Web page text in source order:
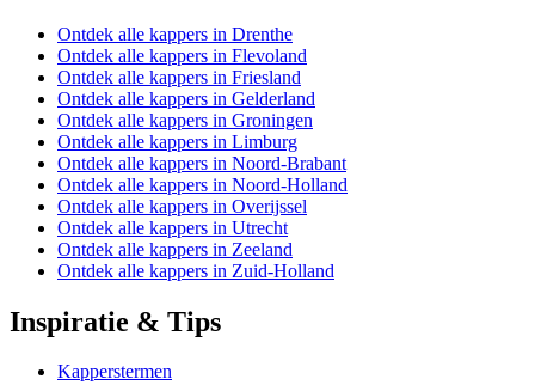
Ontdek alle kappers in Drenthe
Ontdek alle kappers in Flevoland
Ontdek alle kappers in Friesland
Ontdek alle kappers in Gelderland
Ontdek alle kappers in Groningen
Ontdek alle kappers in Limburg
Ontdek alle kappers in Noord-Brabant
Ontdek alle kappers in Noord-Holland
Ontdek alle kappers in Overijssel
Ontdek alle kappers in Utrecht
Ontdek alle kappers in Zeeland
Ontdek alle kappers in Zuid-Holland
Inspiratie & Tips
Kapperstermen